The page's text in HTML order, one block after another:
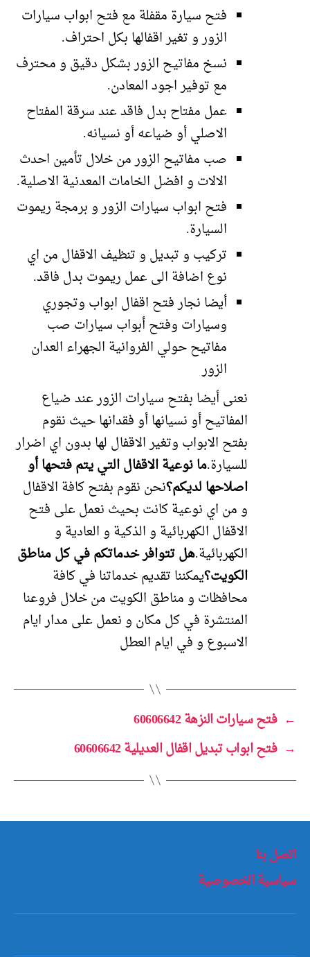
فتح سيارة مقفلة مع فتح ابواب سيارات
الزور و تغير اقفالها بكل احتراف.
نسخ مفاتيح الزور بشكل دقيق و محترف
مع توفير اجود المعادن.
عمل مفتاح بدل فاقد عند سرقة المفتاح
الاصلي أو ضياعه أو نسيانه.
صب مفاتيح الزور من خلال تأمين احدث
الالات و افضل الخامات المعدنية الاصلية.
فتح ابواب سيارات الزور و برمجة ريموت
السيارة.
تركيب و تبديل و تنظيف الاقفال من اي
نوع اضافة الى عمل ريموت بدل فاقد.
أيضا نجار فتح اقفال ابواب وتجوري
وسيارات وفتح أبواب سيارات صب
مفاتيح حولي الفروانية الجهراء العدان
الزور
نعنى أيضا بفتح سيارات الزور عند ضياع
المفاتيح أو نسيانها أو فقدانها حيث نقوم
بفتح الابواب وتغير الاقفال لها بدون اي اضرار
للسيارة.ما نوعية الاقفال التي يتم فتحها أو
اصلاحها لديكم؟نحن نقوم بفتح كافة الاقفال
و من اي نوعية كانت بحيث نعمل على فتح
الاقفال الكهربائية و الذكية و العادية و
الكهربائية.هل تتوافر خدماتكم في كل مناطق
الكويت؟يمكننا تقديم خدماتنا في كافة
محافظات و مناطق الكويت من خلال فروعنا
المنتشرة في كل مكان و نعمل على مدار ايام
الاسبوع و في ايام العطل
← فتح سيارات النزهة 60606642
→ فتح ابواب تبديل اقفال العديلية 60606642
اتصل بنا
سياسية الخصوصية